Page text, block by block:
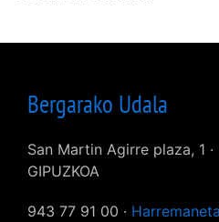
Bergarako Udala
San Martin Agirre plaza, 1 ·
GIPUZKOA
943 77 91 00 ·